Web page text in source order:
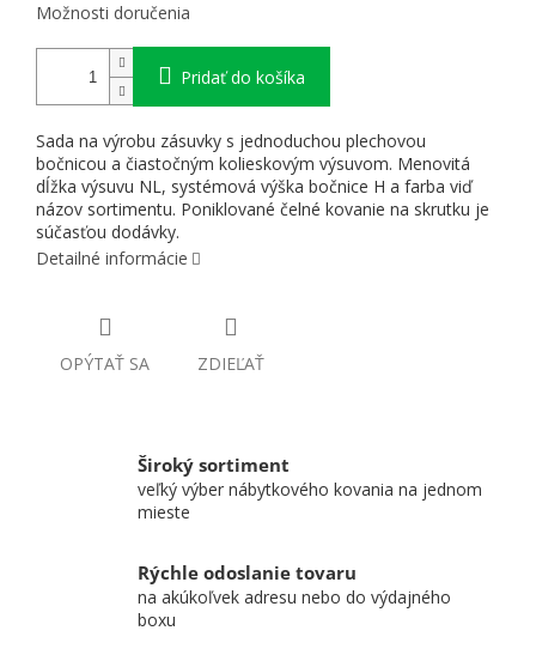
Možnosti doručenia
Pridať do košíka
Sada na výrobu zásuvky s jednoduchou plechovou
bočnicou a čiastočným kolieskovým výsuvom. Menovitá
dĺžka výsuvu NL, systémová výška bočnice H a farba viď
názov sortimentu. Poniklované čelné kovanie na skrutku je
súčasťou dodávky.
Detailné informácie
OPÝTAŤ SA ZDIEĽAŤ
Široký sortiment
veľký výber nábytkového kovania na jednom
mieste
Rýchle odoslanie tovaru
na akúkoľvek adresu nebo do výdajného
boxu